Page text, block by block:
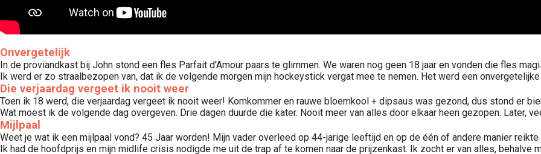
Onvergetelijk
In de proviandkast bij John stond een fles Parfait d'Amour paars te glimmen. We waren nog geen 18 jaar en vonden die fles
Ik werd er zo straalbezopen van, dat ik de volgende morgen mijn hockeystick vergat mee te nemen. Het werd een
Die verjaardag vergeet ik nooit weer
Toen ik 18 werd, die verjaardag vergeet ik nooit weer! Komkommer en rauwe bloemkool + dipsaus was gezond, dus stond er
Wat moest ik de volgende dag overgeven. Drie dagen duurde die kater. Nooit meer van alles door elkaar heen gezopen. Later,
Mijlpaal
Weet je wat ik een mijlpaal vond? 45 Jaar worden! Mijn vader overleed op 44-jarige leeftijd en op de één of andere manier
Ik had de hoofdprijs en mijn midlife crisis nodigde me uit de trap af te komen naar de prijzenkast. Ik zocht er van alles, behalve